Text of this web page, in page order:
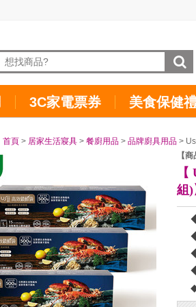
3C家電票券 美食保健
首頁 > 居家生活寢具 > 餐廚用品 > 品牌廚具用品 >
【
組)